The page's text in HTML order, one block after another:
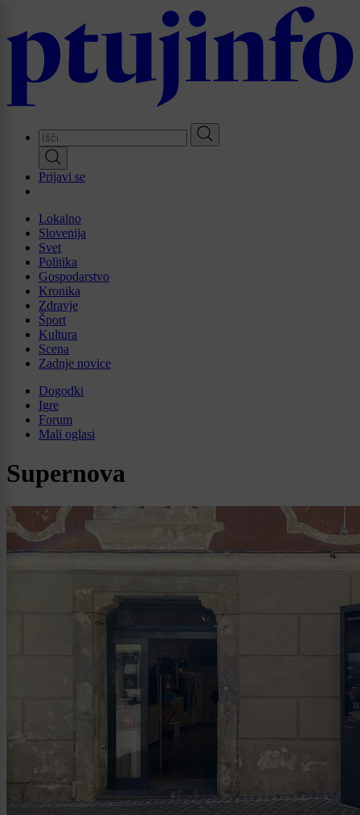
main
Prijavi se
Lokalno
Slovenija
Svet
Politika
Gospodarstvo
Kronika
Zdravje
Šport
Kultura
Scena
Zadnje novice
Dogodki
Igre
Forum
Mali oglasi
Supernova